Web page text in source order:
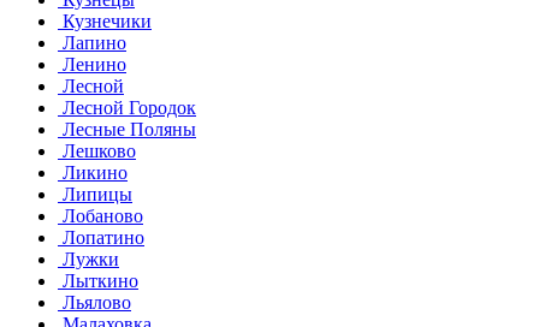
Кузнечики
Лапино
Ленино
Лесной
Лесной Городок
Лесные Поляны
Лешково
Ликино
Липицы
Лобаново
Лопатино
Лужки
Лыткино
Льялово